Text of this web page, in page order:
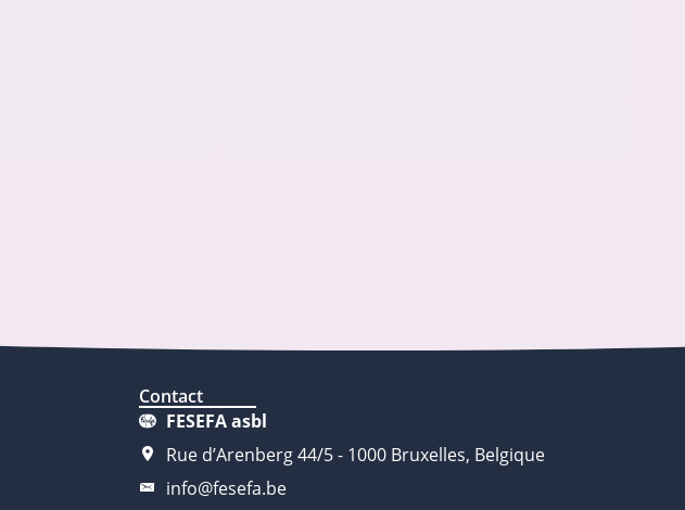
Contact
FESEFA asbl
Rue d’Arenberg 44/5 - 1000 Bruxelles, Belgique
info@fesefa.be